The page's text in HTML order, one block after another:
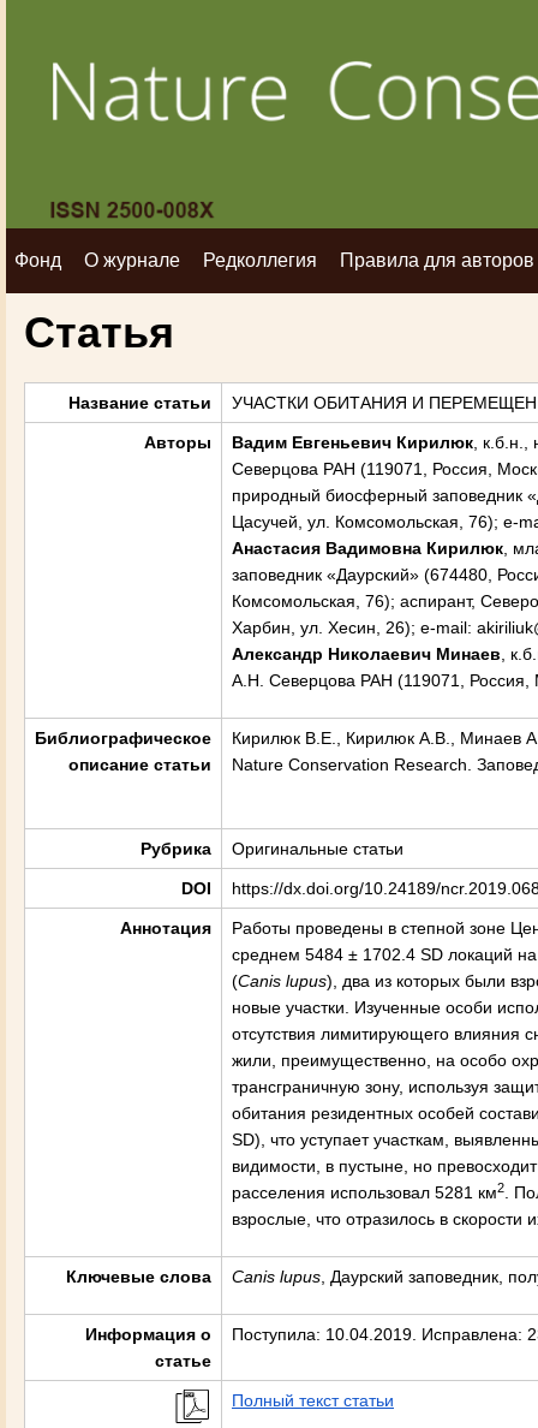
Фонд О журнале Редколлегия Правила для авторов
Статья
Название статьи УЧАСТКИ ОБИТАНИЯ И
Авторы Вадим Евгеньевич Кирилюк ,
Северцова РАН (119071, Россия,
природный биосферный заповедник
Цасучей, ул. Комсомольская, 76); e-
Анастасия Вадимовна Кирилюк ,
заповедник «Даурский» (674480,
Комсомольская, 76); аспирант,
Харбин, ул. Хесин, 26); e-mail:
Александр Николаевич Минаев ,
А.Н. Северцова РАН (119071, Россия,
Библиографическое
описание статьи
Кирилюк В.Е., Кирилюк А.В., Минаев
Nature Conservation Research.
Рубрика Оригинальные статьи
DOI https://dx.doi.org/10.24189/
Аннотация
Работы проведены в степной зоне
среднем 5484 ± 1702.4 SD локаций
(Canis lupus), два из которых были
новые участки. Изученные особи
отсутствия лимитирующего влияния
жили, преимущественно, на особо
трансграничную зону, используя
обитания резидентных особей
SD), что уступает участкам,
видимости, в пустыне, но
расселения использовал 5281 км2
.
взрослые, что отразилось в
Ключевые слова Canis lupus , Даурский заповедник,
Информация о
статье
Поступила: 10.04.2019. Исправлена:
Полный текст статьи